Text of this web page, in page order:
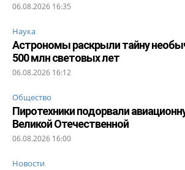
06.08.2026 16:35
Наука
Астрономы раскрыли тайну
500 млн световых лет
06.08.2026 16:12
Общество
Пиротехники подорвали
Великой Отечественной
06.08.2026 16:00
Новости